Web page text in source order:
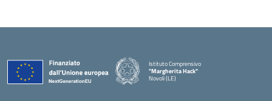
Istituto Comprensivo
"Margherita Hack"
Novoli (LE)